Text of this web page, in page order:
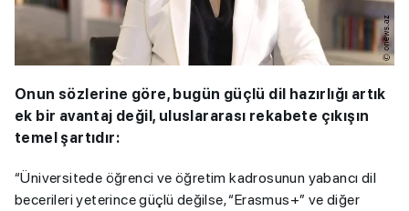
Onun sözlerine göre, bugün güçlü dil hazırlığı artık
ek bir avantaj değil, uluslararası rekabete çıkışın
temel şartıdır:
“Üniversitede öğrenci ve öğretim kadrosunun yabancı dil
becerileri yeterince güçlü değilse, “Erasmus+” ve diğer